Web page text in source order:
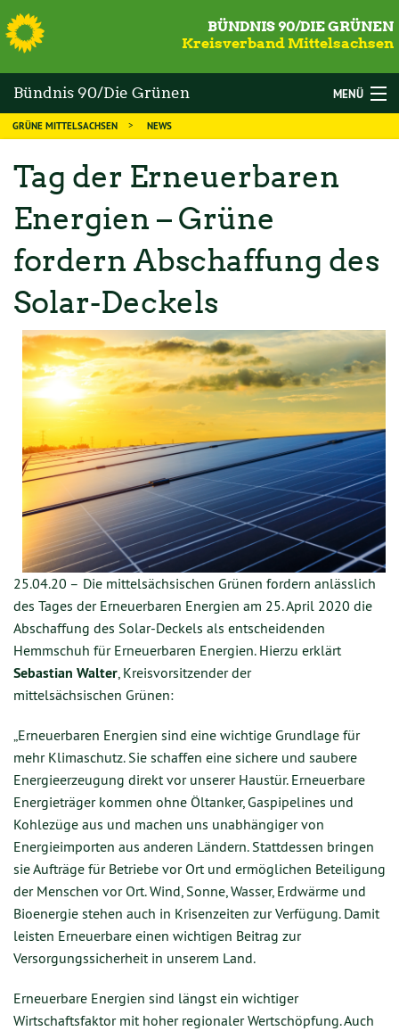
S
BÜNDNIS 90/DIE GRÜNEN
Kreisverband Mittelsachsen
Bündnis 90/Die Grünen
Mittelsachsen
MENÜ
WAHLEN
DIE GRÜNEN
MANDATSTRÄGER
THEMEN
KALENDER
NEWS
MITGLIED WERDEN
GRÜNE MITTELSACHSEN NEWS
Tag der Erneuerbaren
Energien – Grüne
fordern Abschaffung des
Solar-Deckels
25.04.20 – Die mittelsächsischen Grünen fordern anlässlich
des Tages der Erneuerbaren Energien am 25. April 2020 die
Abschaffung des Solar-Deckels als entscheidenden
Hemmschuh für Erneuerbaren Energien. Hierzu erklärt
Sebastian Walter, Kreisvorsitzender der
mittelsächsischen Grünen:
„Erneuerbaren Energien sind eine wichtige Grundlage für
mehr Klimaschutz. Sie schaffen eine sichere und saubere
Energieerzeugung direkt vor unserer Haustür. Erneuerbare
Energieträger kommen ohne Öltanker, Gaspipelines und
Kohlezüge aus und machen uns unabhängiger von
Energieimporten aus anderen Ländern. Stattdessen bringen
sie Aufträge für Betriebe vor Ort und ermöglichen Beteiligung
der Menschen vor Ort. Wind, Sonne, Wasser, Erdwärme und
Bioenergie stehen auch in Krisenzeiten zur Verfügung. Damit
leisten Erneuerbare einen wichtigen Beitrag zur
Versorgungssicherheit in unserem Land.
Erneuerbare Energien sind längst ein wichtiger
Wirtschaftsfaktor mit hoher regionaler Wertschöpfung. Auch